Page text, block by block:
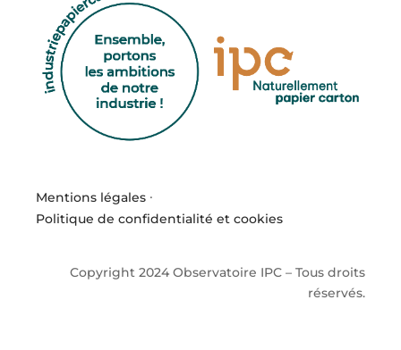
Mentions légales ·
Politique de confidentialité et cookies
Copyright 2024 Observatoire IPC – Tous droits
réservés.